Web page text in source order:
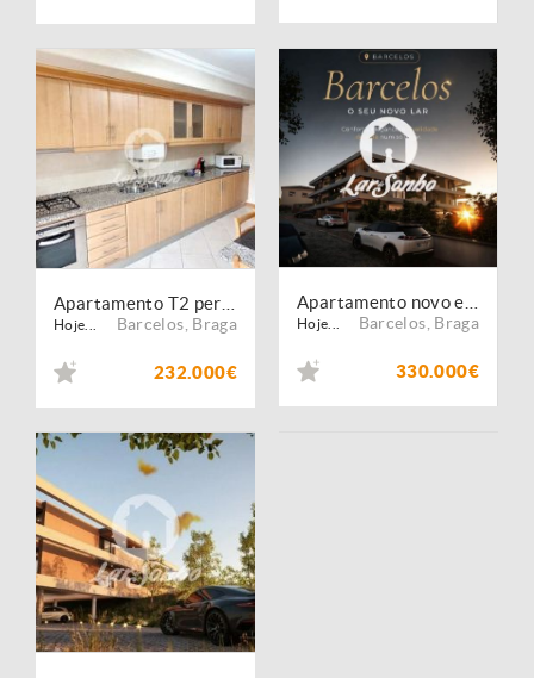
Hoje... Barcelos Braga
232.000€
Hoje... Barcelos Braga
330.000€